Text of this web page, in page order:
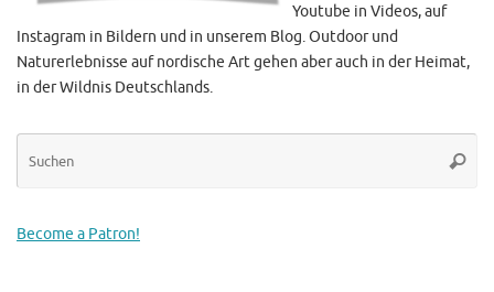
Youtube in Videos, auf
Instagram in Bildern und in unserem Blog. Outdoor und
Naturerlebnisse auf nordische Art gehen aber auch in der Heimat,
in der Wildnis Deutschlands.
Become a Patron!